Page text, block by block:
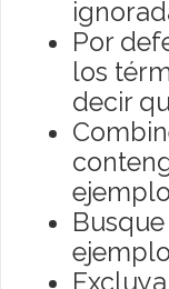
Por
los
decir